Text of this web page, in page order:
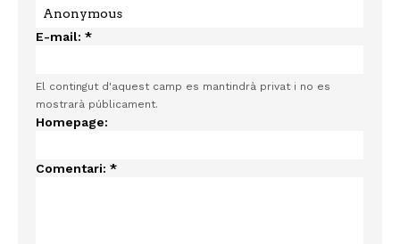
E-mail: *
El contingut d'aquest camp es mantindrà privat i no es
mostrarà públicament.
Homepage:
Comentari: *